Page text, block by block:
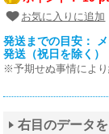
お気に入りに追加
発送までの目安：
発送（祝日を除く）
※予期せぬ事情によ
右目のデータ